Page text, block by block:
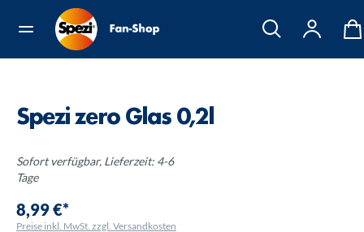
Spezi zero Glas 0,2l
Sofort verfügbar, Lieferzeit: 4-6
Tage
Preise inkl. MwSt. zzgl. Versandkosten
8,99 €*